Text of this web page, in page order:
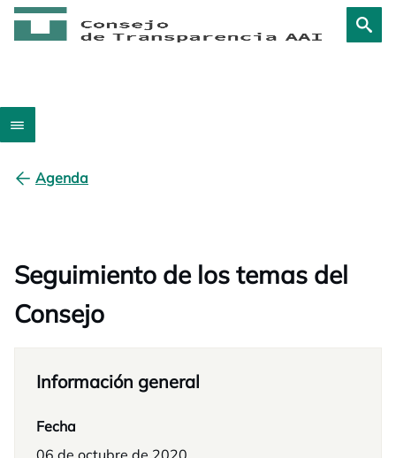
Agenda
Seguimiento de los temas del
Consejo
Información general
Fecha
06 de octubre de 2020